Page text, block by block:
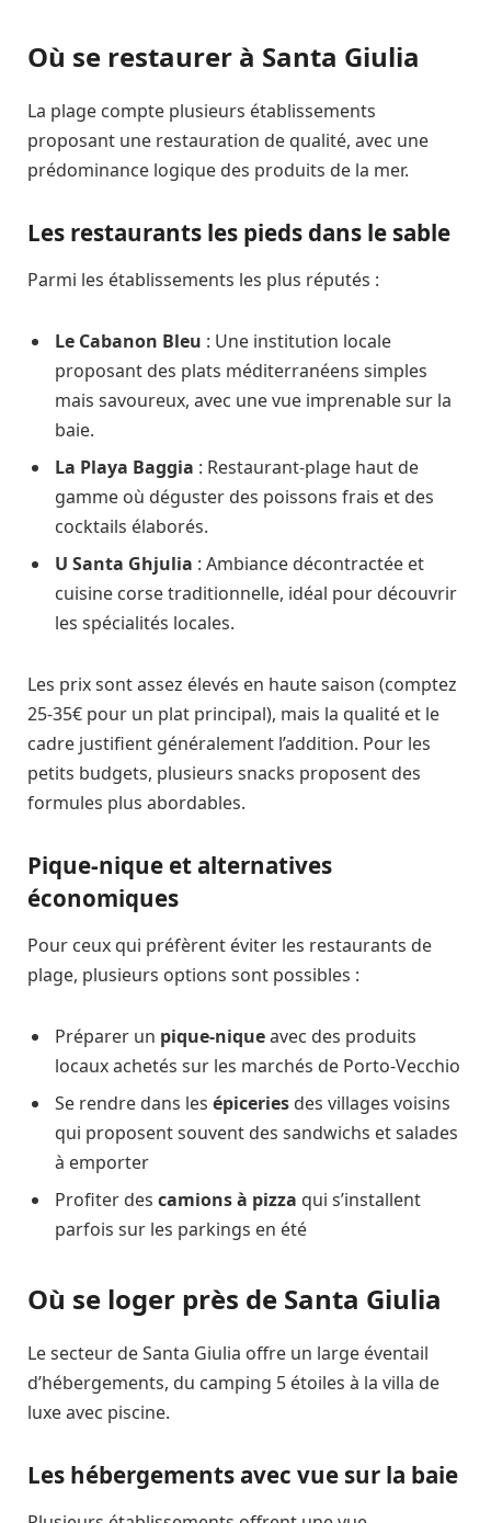
Où se restaurer à Santa Giulia
La plage compte plusieurs établissements
proposant une restauration de qualité, avec une
prédominance logique des produits de la mer.
Les restaurants les pieds dans le sable
Parmi les établissements les plus réputés :
Le Cabanon Bleu : Une institution locale
proposant des plats méditerranéens simples
mais savoureux, avec une vue imprenable sur la
baie.
La Playa Baggia : Restaurant-plage haut de
gamme où déguster des poissons frais et des
cocktails élaborés.
U Santa Ghjulia : Ambiance décontractée et
cuisine corse traditionnelle, idéal pour découvrir
les spécialités locales.
Les prix sont assez élevés en haute saison (comptez
25-35€ pour un plat principal), mais la qualité et le
cadre justifient généralement l’addition. Pour les
petits budgets, plusieurs snacks proposent des
formules plus abordables.
Pique-nique et alternatives
économiques
Pour ceux qui préfèrent éviter les restaurants de
plage, plusieurs options sont possibles :
Préparer un pique-niqueavec des produits
locaux achetés sur les marchés de Porto-Vecchio
Se rendre dans les épiceries des villages voisins
qui proposent souvent des sandwichs et salades
à emporter
Profiter des camions à pizza qui s’installent
parfois sur les parkings en été
Où se loger près de Santa Giulia
Le secteur de Santa Giulia offre un large éventail
d’hébergements, du camping 5 étoiles à la villa de
luxe avec piscine.
Les hébergements avec vue sur la baie